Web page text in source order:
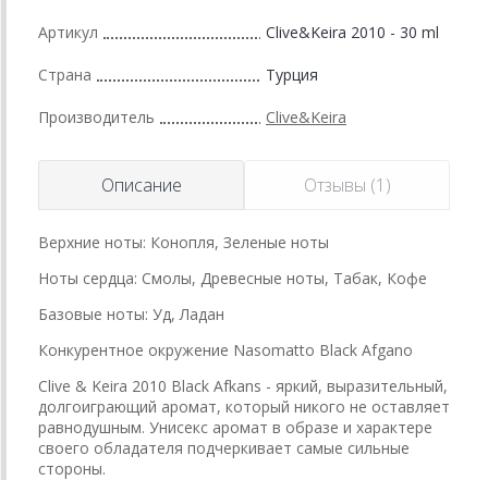
Артикул Clive&Keira 2010 - 30 ml
Страна Турция
Производитель Clive&Keira
Описание Отзывы (1)
Верхние ноты: Конопля, Зеленые ноты
Ноты сердца: Cмолы, Древесные ноты, Табак, Кофе
Базовые ноты: Уд, Ладан
Конкурентное окружение Nasomatto Black Afgano
Clive & Keira 2010 Black Afkans - яркий, выразительный,
долгоиграющий аромат, который никого не оставляет
равнодушным. Унисекс аромат в образе и характере
своего обладателя подчеркивает самые сильные
стороны.